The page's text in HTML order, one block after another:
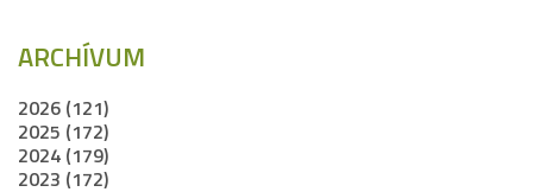
ARCHÍVUM
2026 (121)
2025 (172)
2024 (179)
2023 (172)